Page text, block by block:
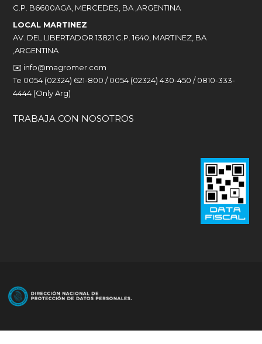
C.P. B6600AGA, MERCEDES, BA ,ARGENTINA
LOCAL MARTINEZ
AV. DEL LIBERTADOR 13821 C.P. 1640, MARTINEZ, BA
,ARGENTINA
✉️ info@magromer.com
Te 0054 (02324) 621-800 / 0054 (02324) 430-450 / 0810-333-
4444 (Only Arg)
TRABAJA CON NOSOTROS